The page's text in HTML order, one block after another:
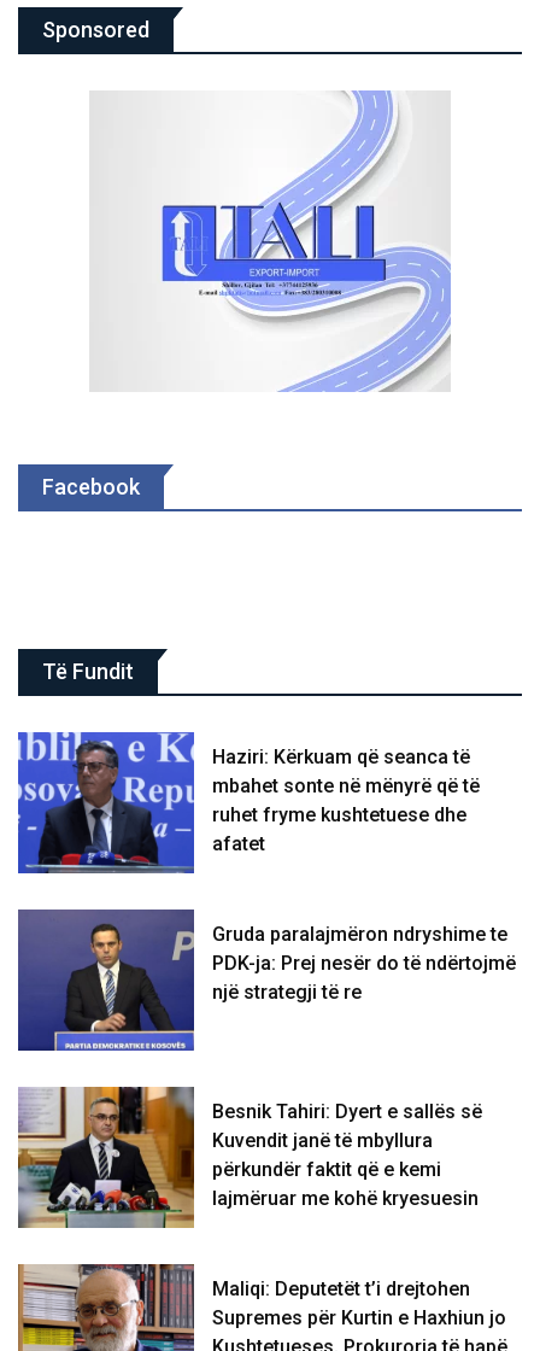
Sponsored
Facebook
Të Fundit
Haziri: Kërkuam që seanca të
mbahet sonte në mënyrë që të
ruhet fryme kushtetuese dhe
afatet
Gruda paralajmëron ndryshime te
PDK-ja: Prej nesër do të ndërtojmë
një strategji të re
Besnik Tahiri: Dyert e sallës së
Kuvendit janë të mbyllura
përkundër faktit që e kemi
lajmëruar me kohë kryesuesin
Maliqi: Deputetët t’i drejtohen
Supremes për Kurtin e Haxhiun jo